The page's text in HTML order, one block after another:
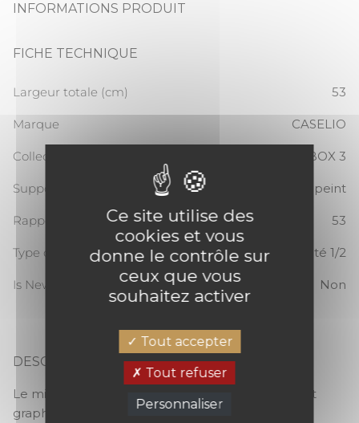
INFORMATIONS PRODUIT
FICHE TECHNIQUE
Largeur totale (cm) 53
Marque CASELIO
Collection COLOR BOX 3
Support Papier peint
Rapport Vertical 53
Type de raccord Raccord sauté 1/2
Is New Non
DESCRIPTION
Le mirage devient réel avec ces motifs abstraits et
graphiques, qui s’adapteront dans toutes les
Ce site utilise des
cookies et vous
donne le contrôle sur
ceux que vous
souhaitez activer
Tout accepter
Tout refuser
Personnaliser